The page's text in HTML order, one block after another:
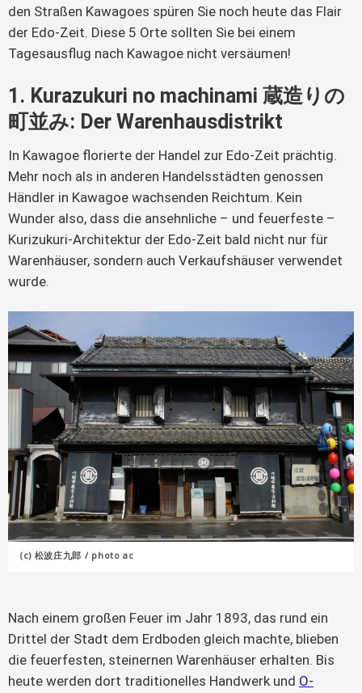
den Straßen Kawagoes spüren Sie noch heute das Flair
der Edo-Zeit. Diese 5 Orte sollten Sie bei einem
Tagesausflug nach Kawagoe nicht versäumen!
1. Kurazukuri no machinami 蔵造りの
町並み: Der Warenhausdistrikt
In Kawagoe florierte der Handel zur Edo-Zeit prächtig.
Mehr noch als in anderen Handelsstädten genossen
Händler in Kawagoe wachsenden Reichtum. Kein
Wunder also, dass die ansehnliche – und feuerfeste –
Kurizukuri-Architektur der Edo-Zeit bald nicht nur für
Warenhäuser, sondern auch Verkaufshäuser verwendet
wurde.
(c) 松波庄九郎 / photo ac
Nach einem großen Feuer im Jahr 1893, das rund ein
Drittel der Stadt dem Erdboden gleich machte, blieben
die feuerfesten, steinernen Warenhäuser erhalten. Bis
heute werden dort traditionelles Handwerk und O-